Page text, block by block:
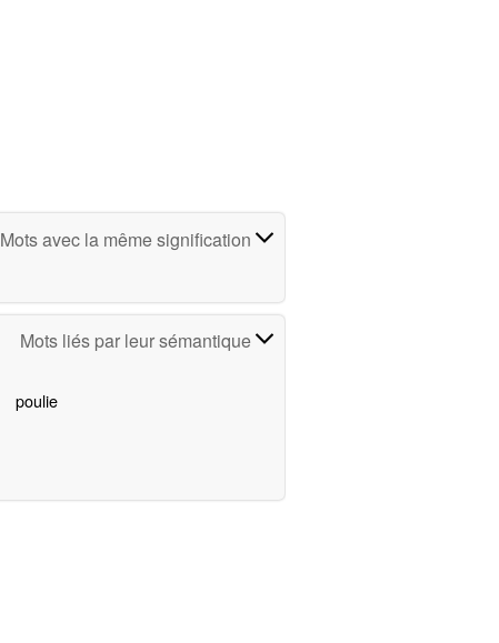
Mots avec la même signification
Mots liés par leur sémantique
poulie